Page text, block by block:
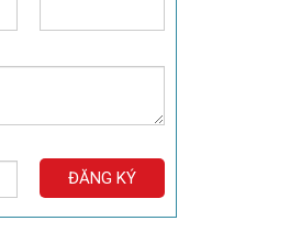
ĐĂNG KÝ